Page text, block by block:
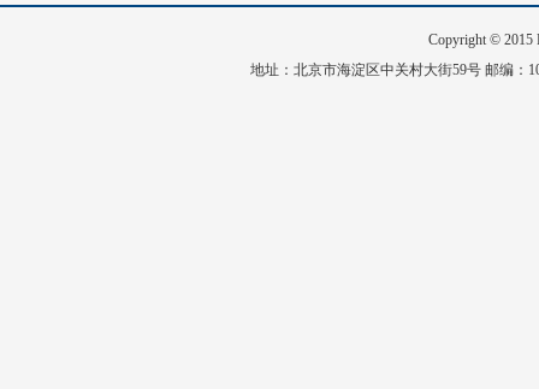
Copyright © 2015
地址：北京市海淀区中关村大街59号 邮编：